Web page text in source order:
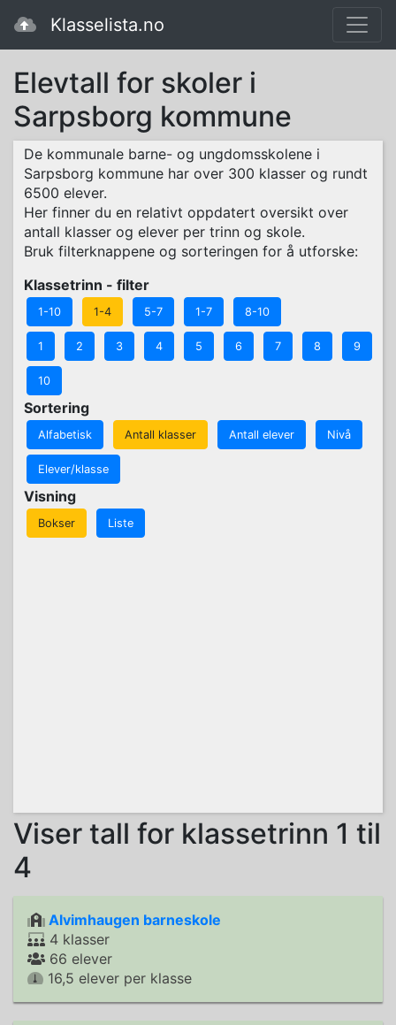
Klasselista.no
Elevtall for skoler i
Sarpsborg kommune
De kommunale barne- og ungdomsskolene i
Sarpsborg kommune har over 300 klasser og rundt
6500 elever.
Her finner du en relativt oppdatert oversikt over
antall klasser og elever per trinn og skole.
Bruk filterknappene og sorteringen for å utforske:
Klassetrinn - filter
1-10 1-4 5-7 1-7 8-10
1 2 3 4 5 6 7 8 9
10
Sortering
Alfabetisk Antall klasser Antall elever Nivå
Elever/klasse
Visning
Bokser Liste
Viser tall for klassetrinn 1 til
4
Alvimhaugen barneskole
4 klasser
66 elever
16,5 elever per klasse